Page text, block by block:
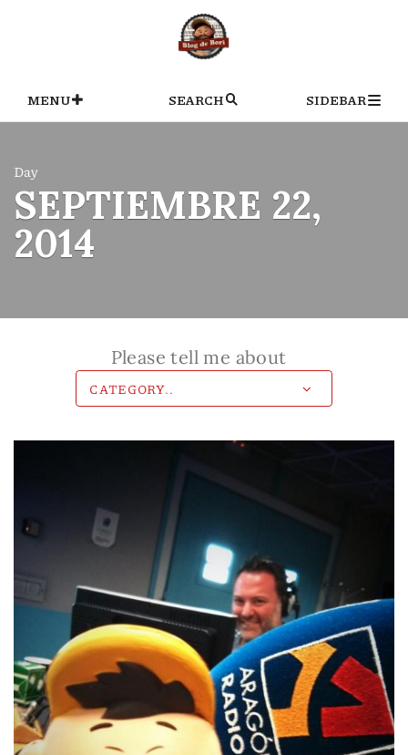
MENU SEARCH SIDEBAR
Day
SEPTIEMBRE 22,
2014
Please tell me about